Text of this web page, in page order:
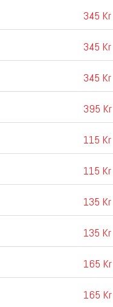
345 Kr
345 Kr
345 Kr
395 Kr
115 Kr
115 Kr
135 Kr
135 Kr
165 Kr
165 Kr